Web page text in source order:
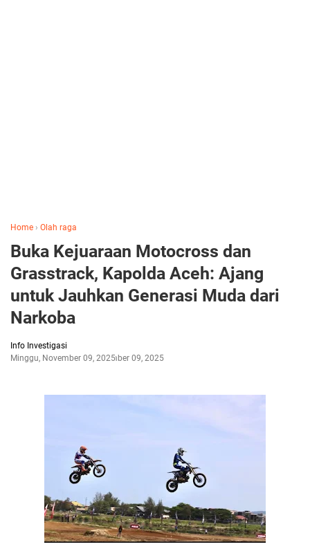
Home › Olah raga
Buka Kejuaraan Motocross dan
Grasstrack, Kapolda Aceh: Ajang
untuk Jauhkan Generasi Muda dari
Narkoba
Info Investigasi
Minggu, November 09, 2025November 09, 2025